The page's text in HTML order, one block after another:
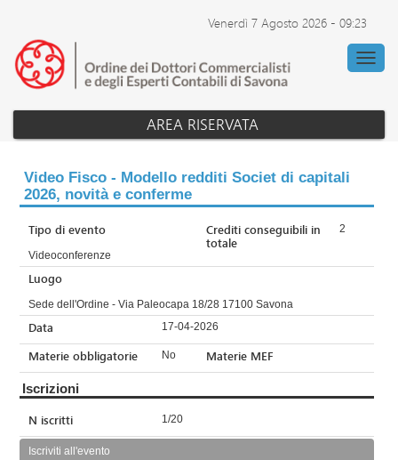
Venerdì 7 Agosto 2026 - 09:23
Archivio eventi
Sito dell'ODCEC
AREA RISERVATA
Video Fisco - Modello redditi Societ di capitali
2026, novità e conferme
Tipo di evento
Videoconferenze
Crediti conseguibili in
totale
2
Luogo
Sede dell'Ordine - Via Paleocapa 18/28 17100 Savona
Data 17-04-2026
Materie obbligatorie No Materie MEF
Iscrizioni
N iscritti 1/20
Iscriviti all'evento